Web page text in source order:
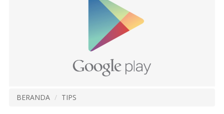
BERANDA TIPS